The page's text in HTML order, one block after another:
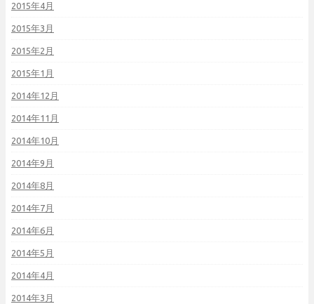
2015年4月
2015年3月
2015年2月
2015年1月
2014年12月
2014年11月
2014年10月
2014年9月
2014年8月
2014年7月
2014年6月
2014年5月
2014年4月
2014年3月